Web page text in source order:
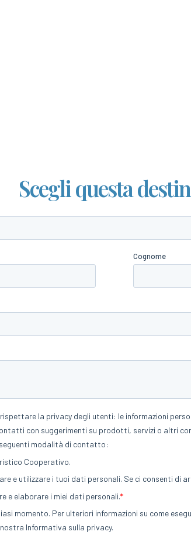
Scegli questa